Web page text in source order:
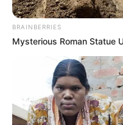
BRAINBERRIES
Mysterious Roman Statue